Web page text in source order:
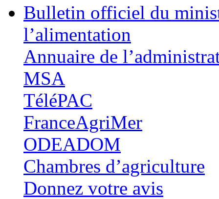
Bulletin officiel du
l’alimentation
Annuaire de
MSA
TéléPAC
FranceAgriMer
ODEADOM
Chambres d’agriculture
Donnez votre avis